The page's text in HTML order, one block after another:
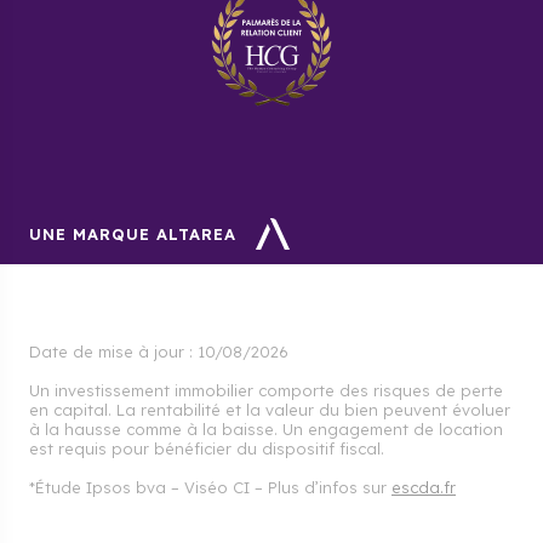
UNE MARQUE ALTAREA
Date de mise à jour : 10/08/2026
Un investissement immobilier comporte des risques de perte
en capital. La rentabilité et la valeur du bien peuvent évoluer
à la hausse comme à la baisse. Un engagement de location
est requis pour bénéficier du dispositif fiscal.
*Étude Ipsos bva – Viséo CI – Plus d’infos sur escda.fr